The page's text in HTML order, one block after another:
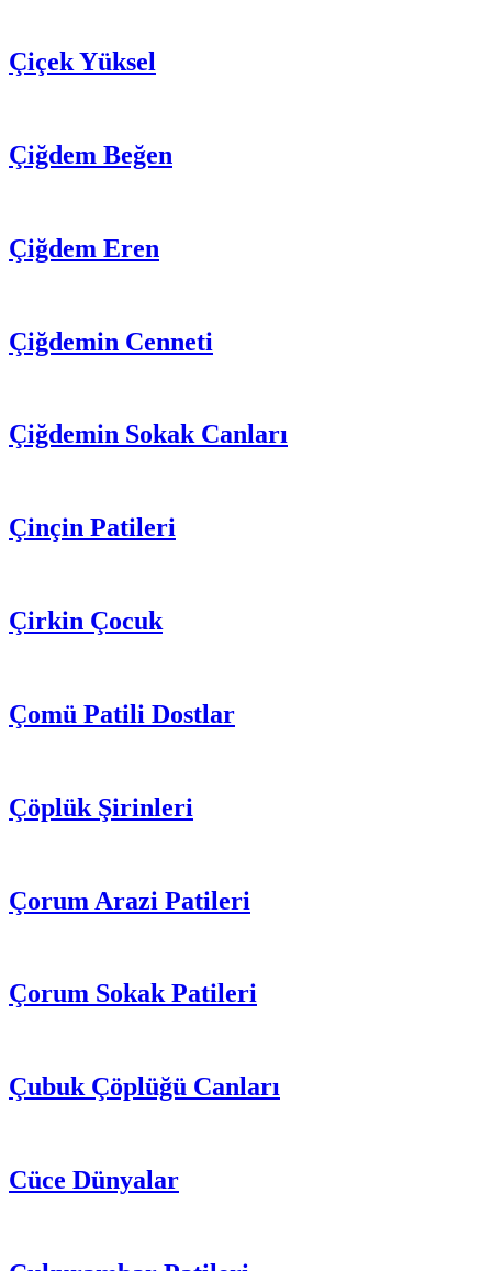
Çiçek Yüksel
Çiğdem Beğen
Çiğdem Eren
Çiğdemin Cenneti
Çiğdemin Sokak Canları
Çinçin Patileri
Çirkin Çocuk
Çomü Patili Dostlar
Çöplük Şirinleri
Çorum Arazi Patileri
Çorum Sokak Patileri
Çubuk Çöplüğü Canları
Cüce Dünyalar